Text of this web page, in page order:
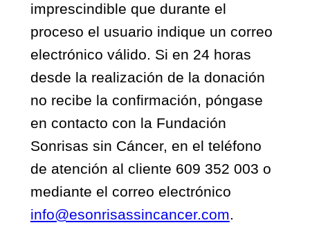
imprescindible que durante el
proceso el usuario indique un correo
electrónico válido. Si en 24 horas
desde la realización de la donación
no recibe la confirmación, póngase
en contacto con la Fundación
Sonrisas sin Cáncer, en el teléfono
de atención al cliente 609 352 003 o
mediante el correo electrónico
info@esonrisassincancer.com.